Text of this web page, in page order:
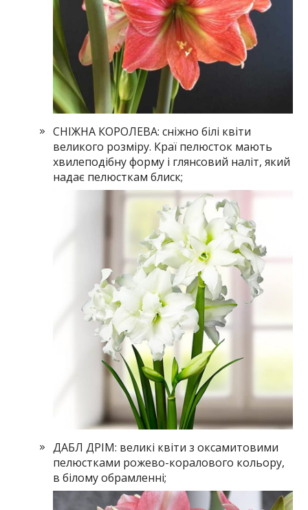
СНІЖНА КОРОЛЕВА: сніжно білі квіти
великого розміру. Краї пелюсток мають
хвилеподібну форму і глянсовий наліт, який
надає пелюсткам блиск;
ДАБЛ ДРІМ: великі квіти з оксамитовими
пелюстками рожево-коралового кольору,
в білому обрамленні;